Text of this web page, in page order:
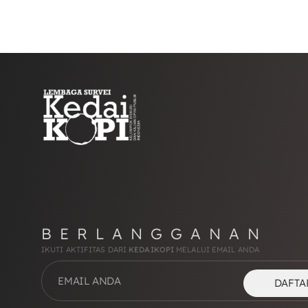
BERLANGGANAN
IKUTI AKTIFITAS DARI KEDAIKOPI MELALUI EMAIL ANDA